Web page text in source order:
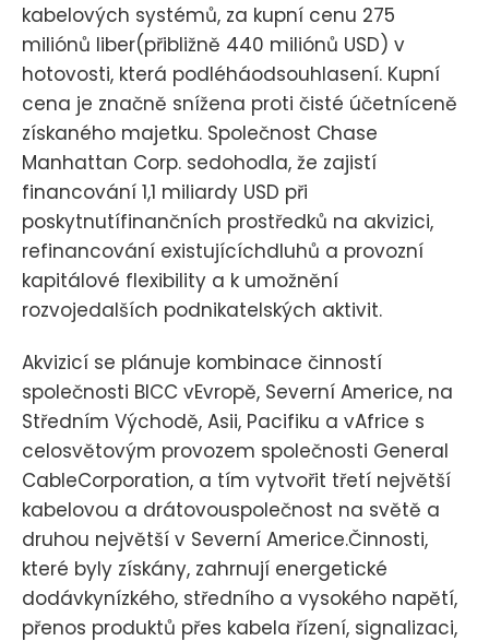
kabelových systémů, za kupní cenu 275
miliónů liber(přibližně 440 miliónů USD) v
hotovosti, která podléháodsouhlasení. Kupní
cena je značně snížena proti čisté účetníceně
získaného majetku. Společnost Chase
Manhattan Corp. sedohodla, že zajistí
financování 1,1 miliardy USD při
poskytnutífinančních prostředků na akvizici,
refinancování existujícíchdluhů a provozní
kapitálové flexibility a k umožnění
rozvojedalších podnikatelských aktivit.
Akvizicí se plánuje kombinace činností
společnosti BICC vEvropě, Severní Americe, na
Středním Východě, Asii, Pacifiku a vAfrice s
celosvětovým provozem společnosti General
CableCorporation, a tím vytvořit třetí největší
kabelovou a drátovouspolečnost na světě a
druhou největší v Severní Americe.Činnosti,
které byly získány, zahrnují energetické
dodávkynízkého, středního a vysokého napětí,
přenos produktů přes kabela řízení, signalizaci,